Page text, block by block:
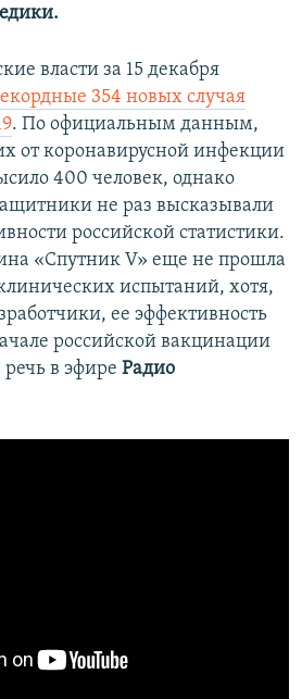
власти за 15 декабря
354 новых случая
. По официальным данным,
от коронавирусной инфекции
400 человек, однако
не раз высказывали
российской статистики.
«Спутник V» еще не прошла
испытаний, хотя,
ее эффективность
российской вакцинации
в эфире Радио